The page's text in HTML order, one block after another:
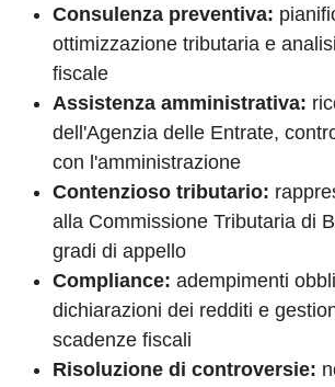
Consulenza preventiva:
ottimizzazione tributaria e
fiscale
Assistenza amministrativa:
dell'Agenzia delle Entrate,
con l'amministrazione
Contenzioso tributario:
alla Commissione Tributaria di
gradi di appello
Compliance: adempimenti
dichiarazioni dei redditi e
scadenze fiscali
Risoluzione di controversie: